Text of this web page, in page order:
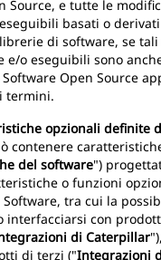
Source, e tutte le
basati o
di software, se tali
e/o eseguibili sono
Open Source
termini.
opzionali definite
contenere
del software")
o funzioni
tra cui la
interfacciarsi con
di Caterpillar
di terzi ("Integrazioni